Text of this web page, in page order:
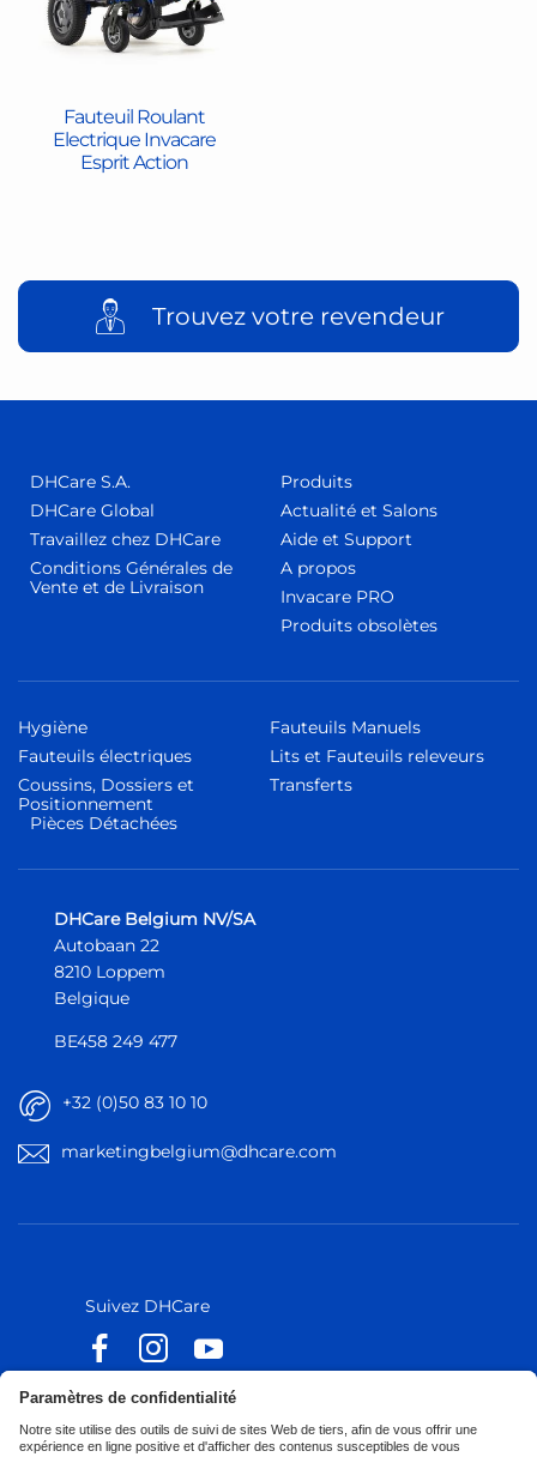
Fauteuil Roulant
Electrique Invacare
Esprit Action
Trouvez votre revendeur
DHCare S.A.
DHCare Global
Travaillez chez DHCare
Conditions Générales de
Vente et de Livraison
Produits
Actualité et Salons
Aide et Support
A propos
Invacare PRO
Produits obsolètes
Hygiène
Fauteuils électriques
Coussins, Dossiers et
Positionnement
Fauteuils Manuels
Lits et Fauteuils releveurs
Transferts
Pièces Détachées
DHCare Belgium NV/SA
Autobaan 22
8210 Loppem
Belgique
BE458 249 477
+32 (0)50 83 10 10
marketingbelgium@dhcare.com
Suivez DHCare
Suivez Küschall